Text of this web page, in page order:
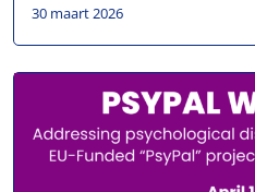
30 maart 2026